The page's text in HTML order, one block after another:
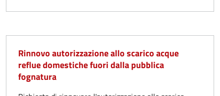
Rinnovo autorizzazione allo scarico acque
reflue domestiche fuori dalla pubblica
fognatura